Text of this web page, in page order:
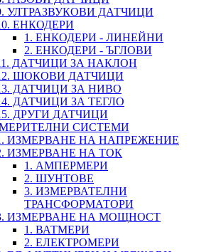
УЛТРАЗВУКОВИ ДАТЧИЦИ
ЕНКОДЕРИ
1. ЕНКОДЕРИ - ЛИНЕЙНИ
2. ЕНКОДЕРИ - ЪГЛОВИ
ДАТЧИЦИ ЗА НАКЛОН
ШОКОВИ ДАТЧИЦИ
ДАТЧИЦИ ЗА НИВО
ДАТЧИЦИ ЗА ТЕГЛО
ДРУГИ ДАТЧИЦИ
СИСТЕМИ
ИЗМЕРВАНЕ НА НАПРЕЖЕНИЕ
ИЗМЕРВАНЕ НА ТОК
1. АМПЕРМЕРИ
2. ШУНТОВЕ
3. ИЗМЕРВАТЕЛНИ
ТРАНСФОРМАТОРИ
ИЗМЕРВАНЕ НА МОЩНОСТ
1. ВАТМЕРИ
2. ЕЛЕКТРОМЕРИ